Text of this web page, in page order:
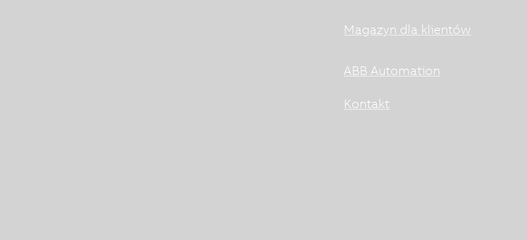
Magazyn dla klientów
ABB Automation
Kontakt